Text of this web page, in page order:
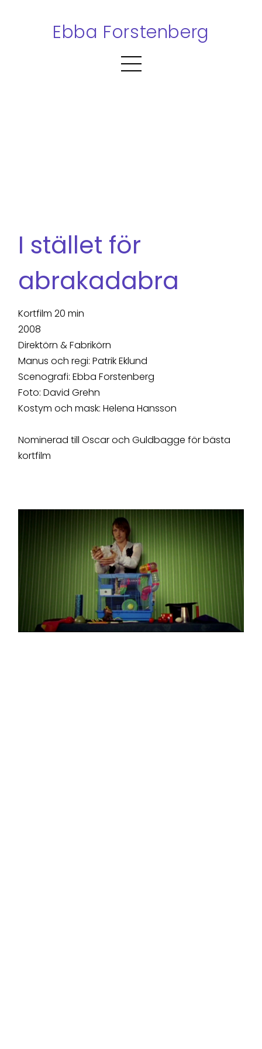
Ebba Forstenberg
I stället för
abrakadabra
Kortfilm 20 min
2008
Direktörn & Fabrikörn
Manus och regi: Patrik Eklund
Scenografi: Ebba Forstenberg
Foto: David Grehn
Kostym och mask: Helena Hansson
Nominerad till Oscar och Guldbagge för bästa
kortfilm